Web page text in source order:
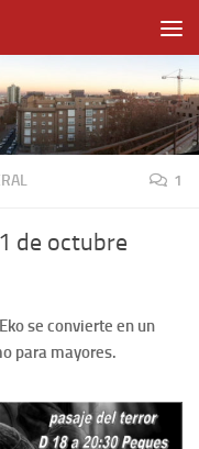
1
de octubre
se convierte en un
para mayores.